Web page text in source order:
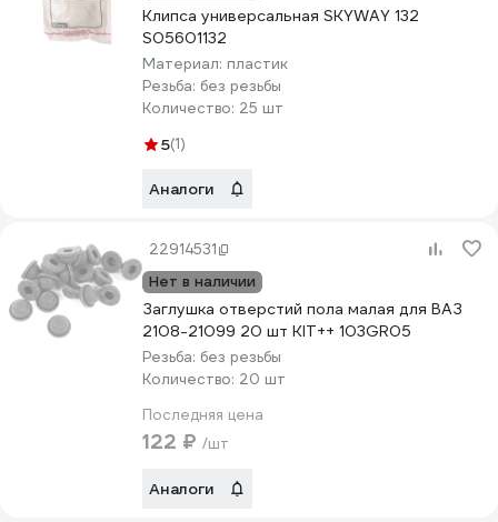
Клипса универсальная SKYWAY 132
S05601132
Материал: пластик
Резьба: без резьбы
Количество: 25 шт
5(1)
Аналоги
22914531
Нет в наличии
Заглушка отверстий пола малая для ВАЗ
2108-21099 20 шт KIT++ 103GR05
Резьба: без резьбы
Количество: 20 шт
Последняя цена
122 ₽ /шт
Аналоги